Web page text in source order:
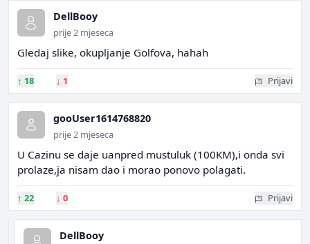
DellBooy
prije 2 mjeseca
Gledaj slike, okupljanje Golfova, hahah
↑ 18 ↓ 1 Prijavi
gooUser1614768820
prije 2 mjeseca
U Cazinu se daje uanpred mustuluk (100KM),i onda svi
prolaze,ja nisam dao i morao ponovo polagati.
↑ 22 ↓ 0 Prijavi
DellBooy